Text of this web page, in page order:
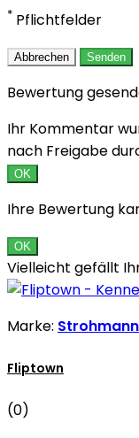
* Pflichtfelder
Abbrechen Senden
Bewertung
Ihr Kommentar
nach Freigabe
OK
Ihre Bewertung
OK
Vielleicht gefällt
Marke:
Fliptown
(0)